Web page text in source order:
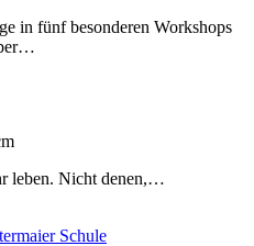
in fünf besonderen Workshops
leben. Nicht denen,…
Schule